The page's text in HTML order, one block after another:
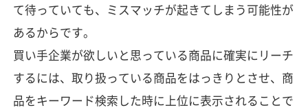
て待っていても、ミスマッチが起きてしまう可能性が
あるからです。
買い手企業が欲しいと思っている商品に確実にリーチ
するには、取り扱っている商品をはっきりとさせ、商
品をキーワード検索した時に上位に表示されることで